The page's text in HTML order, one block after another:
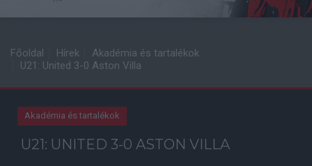
Főoldal Hírek
Akadémia és tartalékok
U21: United 3-0 Aston Villa
Akadémia és tartalékok
U21: UNITED 3-0 ASTON VILLA